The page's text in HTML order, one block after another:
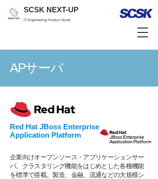
SCSK NEXT-UP
IT Engineering Product Guide
APサーバ
Red Hat JBoss Enterprise
Application Platform
企業向けオープンソース・アプリケーションサー
バ。クラスタリング機能をはじめとした各種機能
を標準で搭載。製造、金融、流通などの大規模シ